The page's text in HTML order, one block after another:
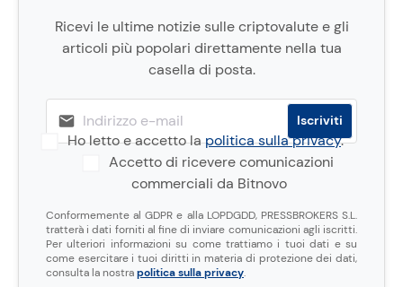
Ricevi le ultime notizie sulle criptovalute e gli
articoli più popolari direttamente nella tua
casella di posta.
Ho letto e accetto lapolitica sulla privacy.
Accetto di ricevere comunicazioni
commerciali da Bitnovo
Conformemente al GDPR e alla LOPDGDD, PRESSBROKERS S.L.
tratterà i dati forniti al fine di inviare comunicazioni agli iscritti.
Per ulteriori informazioni su come trattiamo i tuoi dati e su
come esercitare i tuoi diritti in materia di protezione dei dati,
consulta la nostrapolitica sulla privacy.